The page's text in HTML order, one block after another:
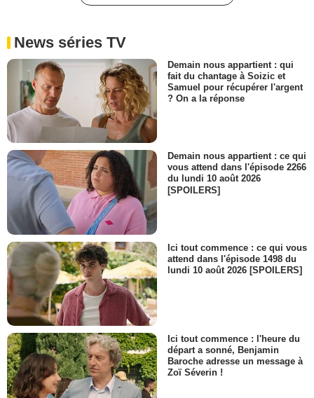
News séries TV
Demain nous appartient : qui
fait du chantage à Soizic et
Samuel pour récupérer l'argent
? On a la réponse
Demain nous appartient : ce qui
vous attend dans l'épisode 2266
du lundi 10 août 2026
[SPOILERS]
Ici tout commence : ce qui vous
attend dans l'épisode 1498 du
lundi 10 août 2026 [SPOILERS]
Ici tout commence : l'heure du
départ a sonné, Benjamin
Baroche adresse un message à
Zoï Séverin !